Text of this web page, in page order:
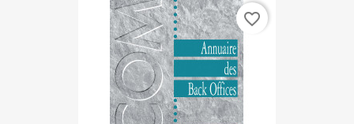
favorite_border